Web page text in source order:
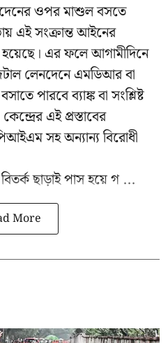
ওপর মাশুল বসতে
এই সংক্রান্ত আইনের
হয়েছে। এর ফলে আগামীদিনে
লেনদেনে এমডিআর বা
পারবে ব্যাঙ্ক বা সংশ্লিষ্ট
এই প্রস্তাবের
সহ অন্যান্য বিরোধী
ছাড়াই পাস হয়ে গ ...
More